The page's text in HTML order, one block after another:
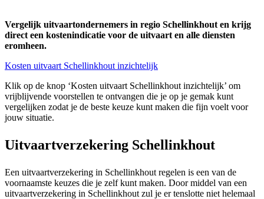
Vergelijk uitvaartondernemers in regio Schellinkhout en krijg
direct een kostenindicatie voor de uitvaart en alle diensten
eromheen.
Kosten uitvaart Schellinkhout inzichtelijk
Klik op de knop ‘Kosten uitvaart Schellinkhout inzichtelijk’ om
vrijblijvende voorstellen te ontvangen die je op je gemak kunt
vergelijken zodat je de beste keuze kunt maken die fijn voelt voor
jouw situatie.
Uitvaartverzekering Schellinkhout
Een uitvaartverzekering in Schellinkhout regelen is een van de
voornaamste keuzes die je zelf kunt maken. Door middel van een
uitvaartverzekering in Schellinkhout zul je er tenslotte niet helemaal